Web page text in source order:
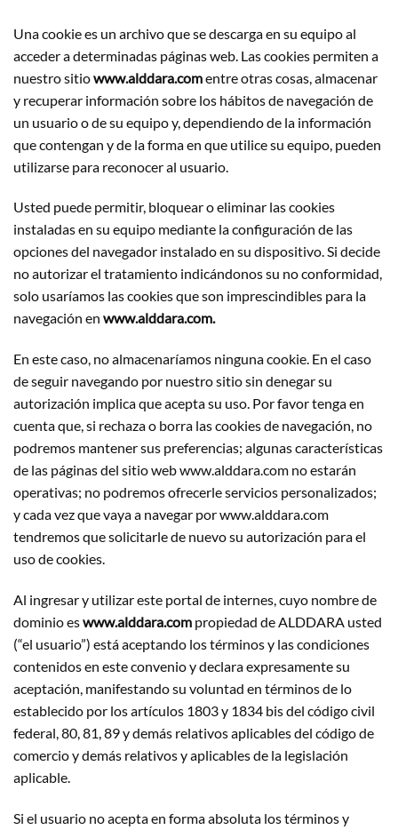
Una cookie es un archivo que se descarga en su equipo al
acceder a determinadas páginas web. Las cookies permiten a
nuestro sitiowww.alddara.comentre otras cosas, almacenar
y recuperar información sobre los hábitos de navegación de
un usuario o de su equipo y, dependiendo de la información
que contengan y de la forma en que utilice su equipo, pueden
utilizarse para reconocer al usuario.
Usted puede permitir, bloquear o eliminar las cookies
instaladas en su equipo mediante la configuración de las
opciones del navegador instalado en su dispositivo. Si decide
no autorizar el tratamiento indicándonos su no conformidad,
solo usaríamos las cookies que son imprescindibles para la
navegación en www.alddara.com.
En este caso, no almacenaríamos ninguna cookie. En el caso
de seguir navegando por nuestro sitio sin denegar su
autorización implica que acepta su uso. Por favor tenga en
cuenta que, si rechaza o borra las cookies de navegación, no
podremos mantener sus preferencias; algunas características
de las páginas del sitio web www.alddara.com no estarán
operativas; no podremos ofrecerle servicios personalizados;
y cada vez que vaya a navegar por www.alddara.com
tendremos que solicitarle de nuevo su autorización para el
uso de cookies.
Al ingresar y utilizar este portal de internes, cuyo nombre de
dominio eswww.alddara.com propiedad de ALDDARA usted
(“el usuario”) está aceptando los términos y las condiciones
contenidos en este convenio y declara expresamente su
aceptación, manifestando su voluntad en términos de lo
establecido por los artículos 1803 y 1834 bis del código civil
federal, 80, 81, 89 y demás relativos aplicables del código de
comercio y demás relativos y aplicables de la legislación
aplicable.
Si el usuario no acepta en forma absoluta los términos y